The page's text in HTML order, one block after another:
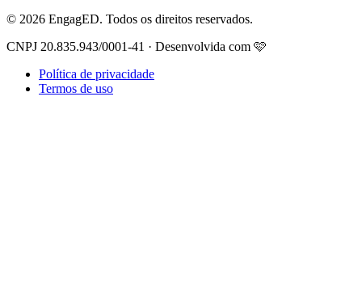
© 2026 EngagED. Todos os direitos reservados.
CNPJ 20.835.943/0001-41 · Desenvolvida com 🩷
Política de privacidade
Termos de uso